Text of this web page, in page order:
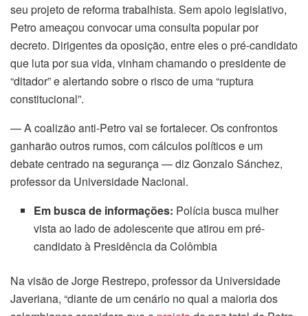
seu projeto de reforma trabalhista. Sem apoio legislativo,
Petro ameaçou convocar uma consulta popular por
decreto. Dirigentes da oposição, entre eles o pré-candidato
que luta por sua vida, vinham chamando o presidente de
“ditador” e alertando sobre o risco de uma “ruptura
constitucional”.
— A coalizão anti-Petro vai se fortalecer. Os confrontos
ganharão outros rumos, com cálculos políticos e um
debate centrado na segurança — diz Gonzalo Sánchez,
professor da Universidade Nacional.
Em busca de informações: Polícia busca mulher
vista ao lado de adolescente que atirou em pré-
candidato à Presidência da Colômbia
Na visão de Jorge Restrepo, professor da Universidade
Javeriana, “diante de um cenário no qual a maioria dos